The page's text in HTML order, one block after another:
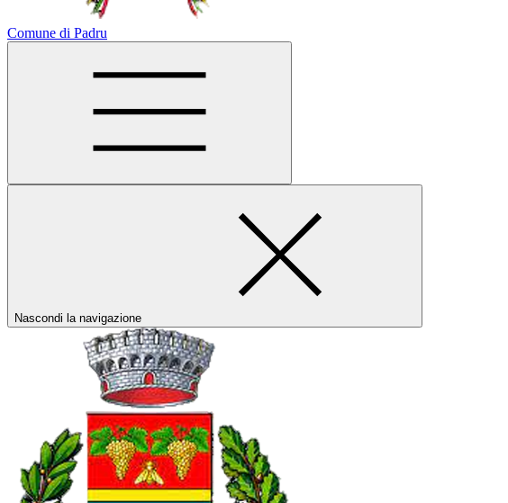
Comune di Padru
Nascondi la navigazione